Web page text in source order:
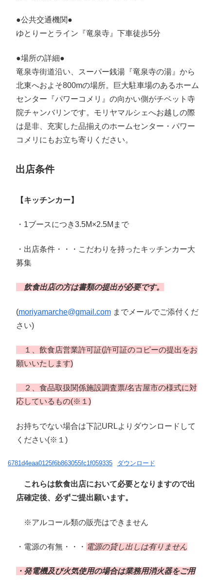
●公共交通機関●
ゆとりーとライン『竜泉寺』下車徒歩5分
●場所の詳細●
竜泉寺街道沿い、スーパー銭湯『竜泉寺の湯』から
北東へおよそ800mの場所。巨大駐車場のあるホーム
センター『パワーコメリ』の向かい側がチベット寺
院チャンバリンです。モリヤマルシェへお越しの際
は是非、充実した品揃えのホームセンター・パワー
コメリにもお立ち寄りください。
出店条件
【キッチンカー】
・1ブースにつき3.5M×2.5Mまで
・出店条件・・・こだわりを持ったキッチンカー大
募集
飲食出店の方は書類の提出が必要です。
(moriyamarche@gmail.comまでメールでご添付くだ
さい)
１、飲食店営業許可証(許可証のコピーの提出をお
願いいたします)
２、食品取扱関係施設調査票/名古屋市の様式に対
応しているもの(※１)
お持ちでない場合は下記URLよりダウンロードして
ください(※１)
6781d4eaa0125f6b863055fc1f059335 ダウンロード
これらは飲食出店において必要となりますので出
店確定後、必ずご提出願います。
※アルコール類の販売はできません
・電源の有無・・・ 電源の貸し出しは有りません
・発電機及び火気使用の場合は業務用消火器をご用